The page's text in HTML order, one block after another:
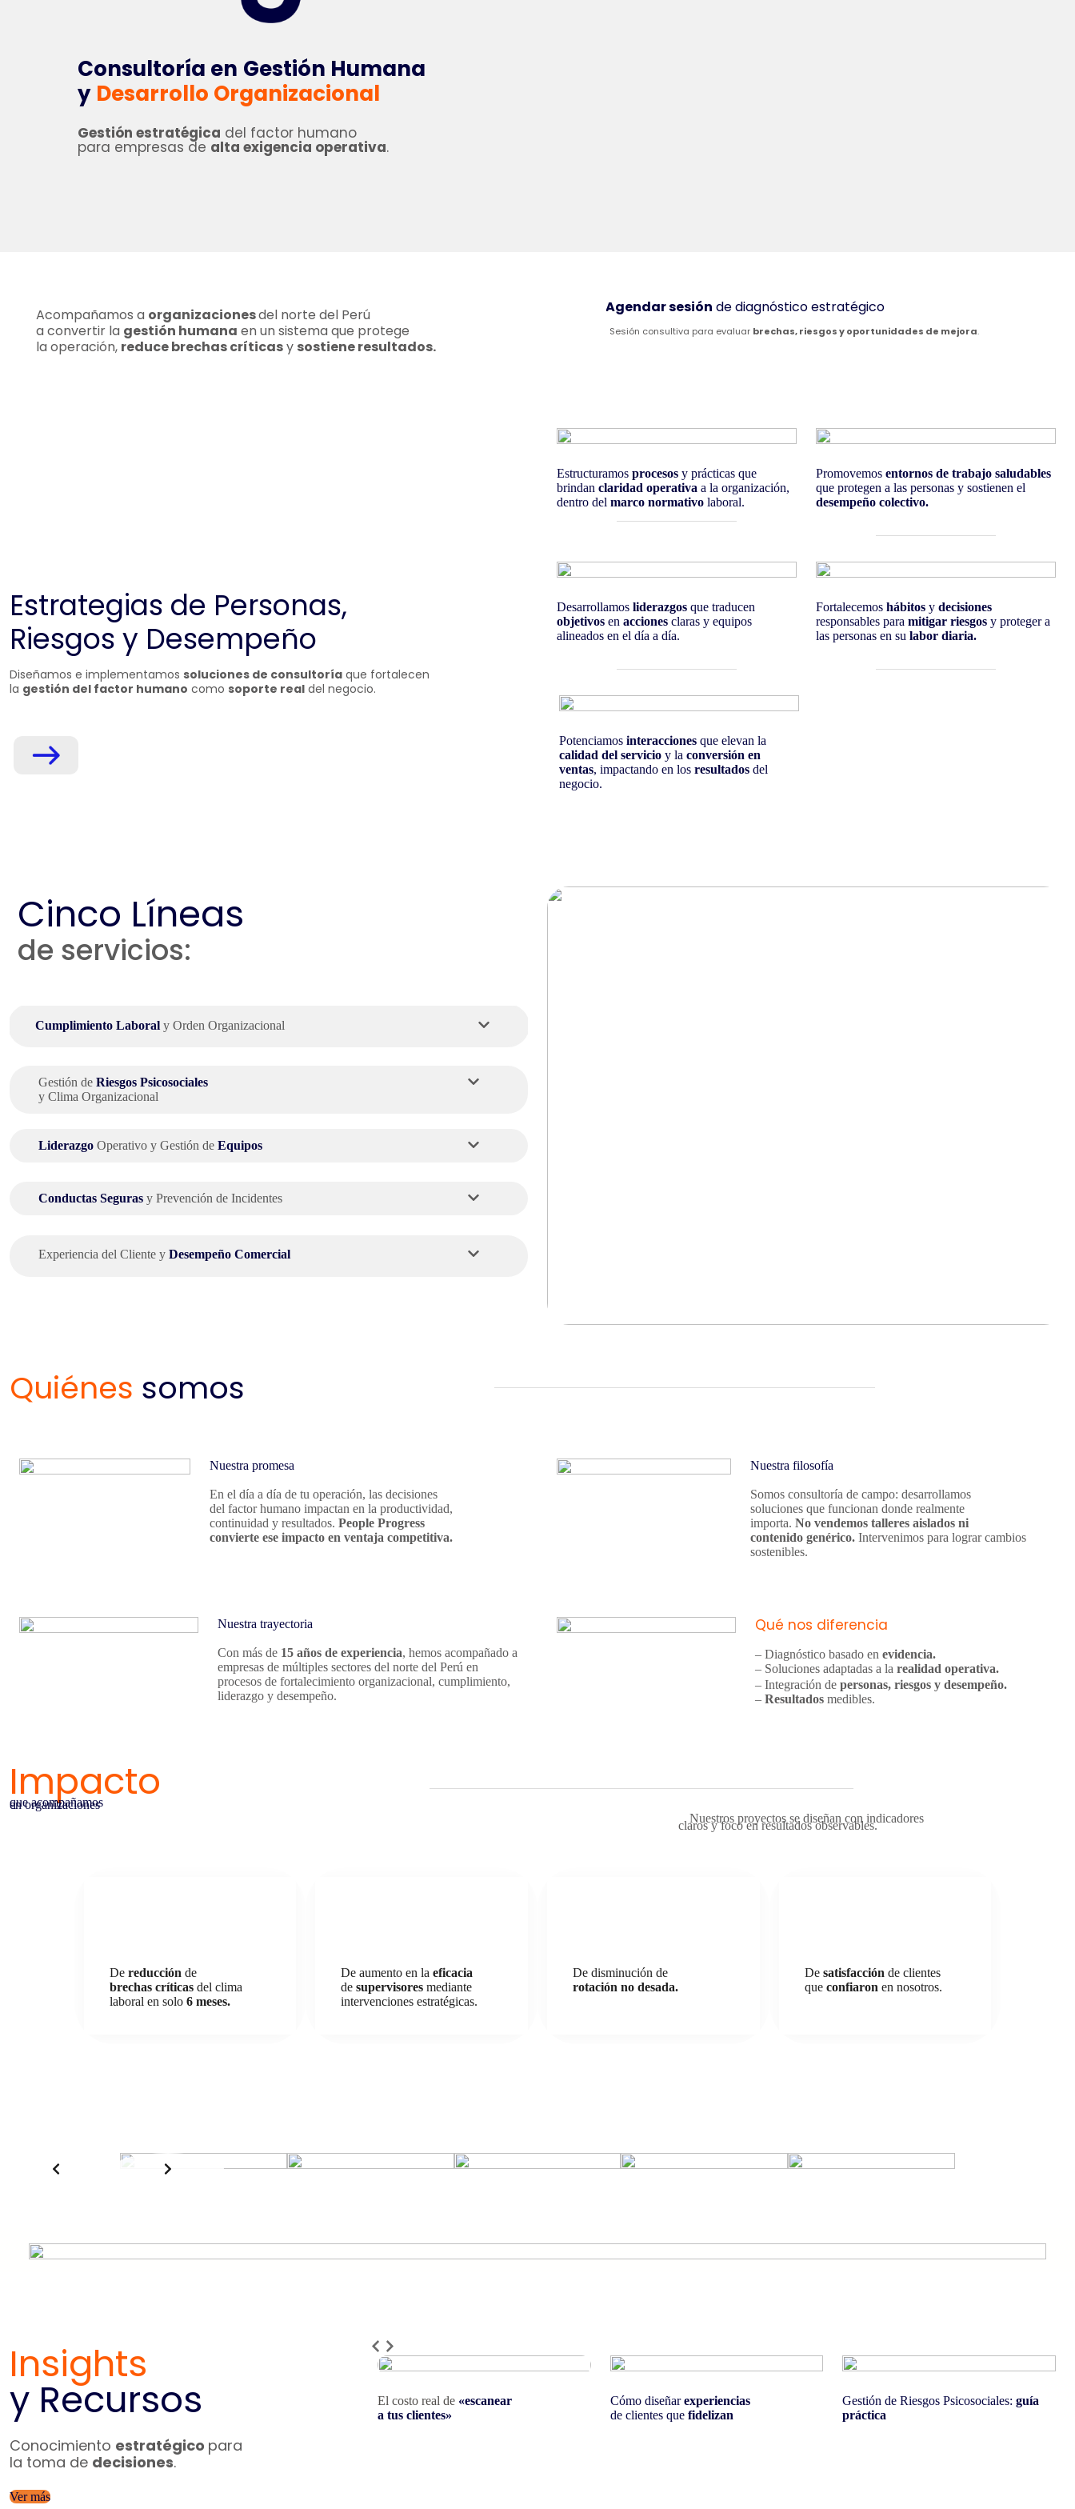
Consultoría en Gestión Humana
y Desarrollo Organizacional
Gestión estratégica del factor humano
para empresas de alta exigencia operativa.
Acompañamos a organizacionesdel norte del Perú
a convertir la gestión humana en un sistema que protege
la operación, reduce brechas críticasy sostiene resultados.
Agendar sesión de diagnóstico estratégico
Sesión consultiva para evaluar brechas, riesgos y oportunidades de mejora.
Estrategias de Personas,
Riesgos y Desempeño
Diseñamos e implementamos soluciones de consultoría que fortalecen
la gestión del factor humano como soporte real del negocio.
Estructuramos procesos y prácticas que
brindan claridad operativa a la organización,
dentro del marco normativo laboral.
Promovemos entornos de trabajo saludables
que protegen a las personas y sostienen el
desempeño colectivo.
Desarrollamos liderazgos que traducen
objetivos en acciones claras y equipos
alineados en el día a día.
Fortalecemos hábitos y decisiones
responsables para mitigar riesgos y proteger a
las personas en su labor diaria.
Potenciamos interacciones que elevan la
calidad del servicio y la conversión en
ventas, impactando en los resultados del
negocio.
Cinco Líneas
de servicios:
Cumplimiento Laboral y Orden Organizacional
Gestión de Riesgos Psicosociales
y Clima Organizacional
Liderazgo Operativo y Gestión de Equipos
Conductas Seguras y Prevención de Incidentes
Experiencia del Cliente y Desempeño Comercial
Quiénes somos
Nuestra promesa
En el día a día de tu operación, las decisiones
del factor humano impactan en la productividad,
continuidad y resultados. People Progress
convierte ese impacto en ventaja competitiva.
Nuestra filosofía
Somos consultoría de campo: desarrollamos
soluciones que funcionan donde realmente
importa. No vendemos talleres aislados ni
contenido genérico.Intervenimos para lograr cambios
sostenibles.
Nuestra trayectoria
Con más de 15 años de experiencia, hemos acompañado a
empresas de múltiples sectores del norte del Perú en
procesos de fortalecimiento organizacional, cumplimiento,
liderazgo y desempeño.
Qué nos diferencia
– Diagnóstico basado enevidencia.
– Soluciones adaptadas a larealidad operativa.
– Integración depersonas, riesgos y desempeño.
–Resultadosmedibles.
Impacto
en organizaciones
que acompañamos
Nuestros proyectos se diseñan con indicadores
claros y foco en resultados observables.
De reducción de
brechas críticasdel clima
laboral en solo 6 meses.
De aumento en laeficacia
desupervisoresmediante
intervenciones estratégicas.
De disminución de
rotación no desada.
De satisfacción de clientes
que confiaron en nosotros.
Insights
y Recursos
Conocimiento estratégico para
la toma de decisiones.
Ver más
humano
Errores comunes de
afectan laproductividad
El costo real de «escanear
a tus clientes»
Cómo diseñarexperiencias
de clientes que fidelizan
Gestión de Riesgos Psicosociales:guía
práctica